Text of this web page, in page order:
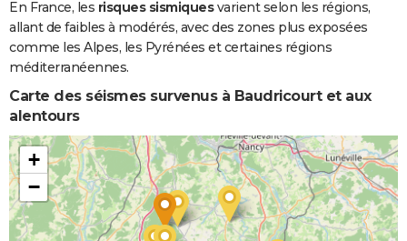
En France, les risques sismiquesvarient selon les régions,
allant de faibles à modérés, avec des zones plus exposées
comme les Alpes, les Pyrénées et certaines régions
méditerranéennes.
Carte des séismes survenus à Baudricourt et aux
alentours
+
−